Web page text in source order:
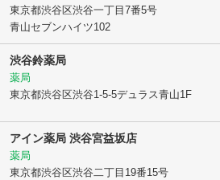
東京都渋谷区渋谷一丁目7番5号
青山セブンハイツ102
渋谷鈴薬局
薬局
東京都渋谷区渋谷1-5-5デュラス青山1F
アイン薬局 渋谷宮益坂店
薬局
東京都渋谷区渋谷二丁目19番15号